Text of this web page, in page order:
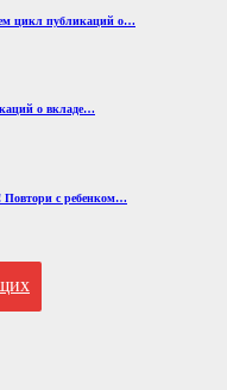
цикл публикаций о…
о вкладе…
Повтори с ребенком…